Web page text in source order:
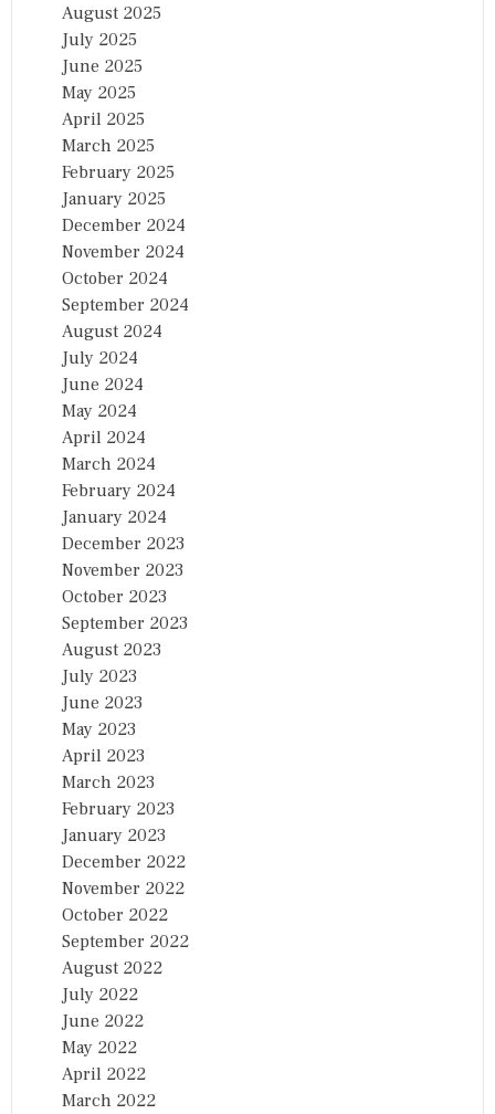
August 2025
July 2025
June 2025
May 2025
April 2025
March 2025
February 2025
January 2025
December 2024
November 2024
October 2024
September 2024
August 2024
July 2024
June 2024
May 2024
April 2024
March 2024
February 2024
January 2024
December 2023
November 2023
October 2023
September 2023
August 2023
July 2023
June 2023
May 2023
April 2023
March 2023
February 2023
January 2023
December 2022
November 2022
October 2022
September 2022
August 2022
July 2022
June 2022
May 2022
April 2022
March 2022